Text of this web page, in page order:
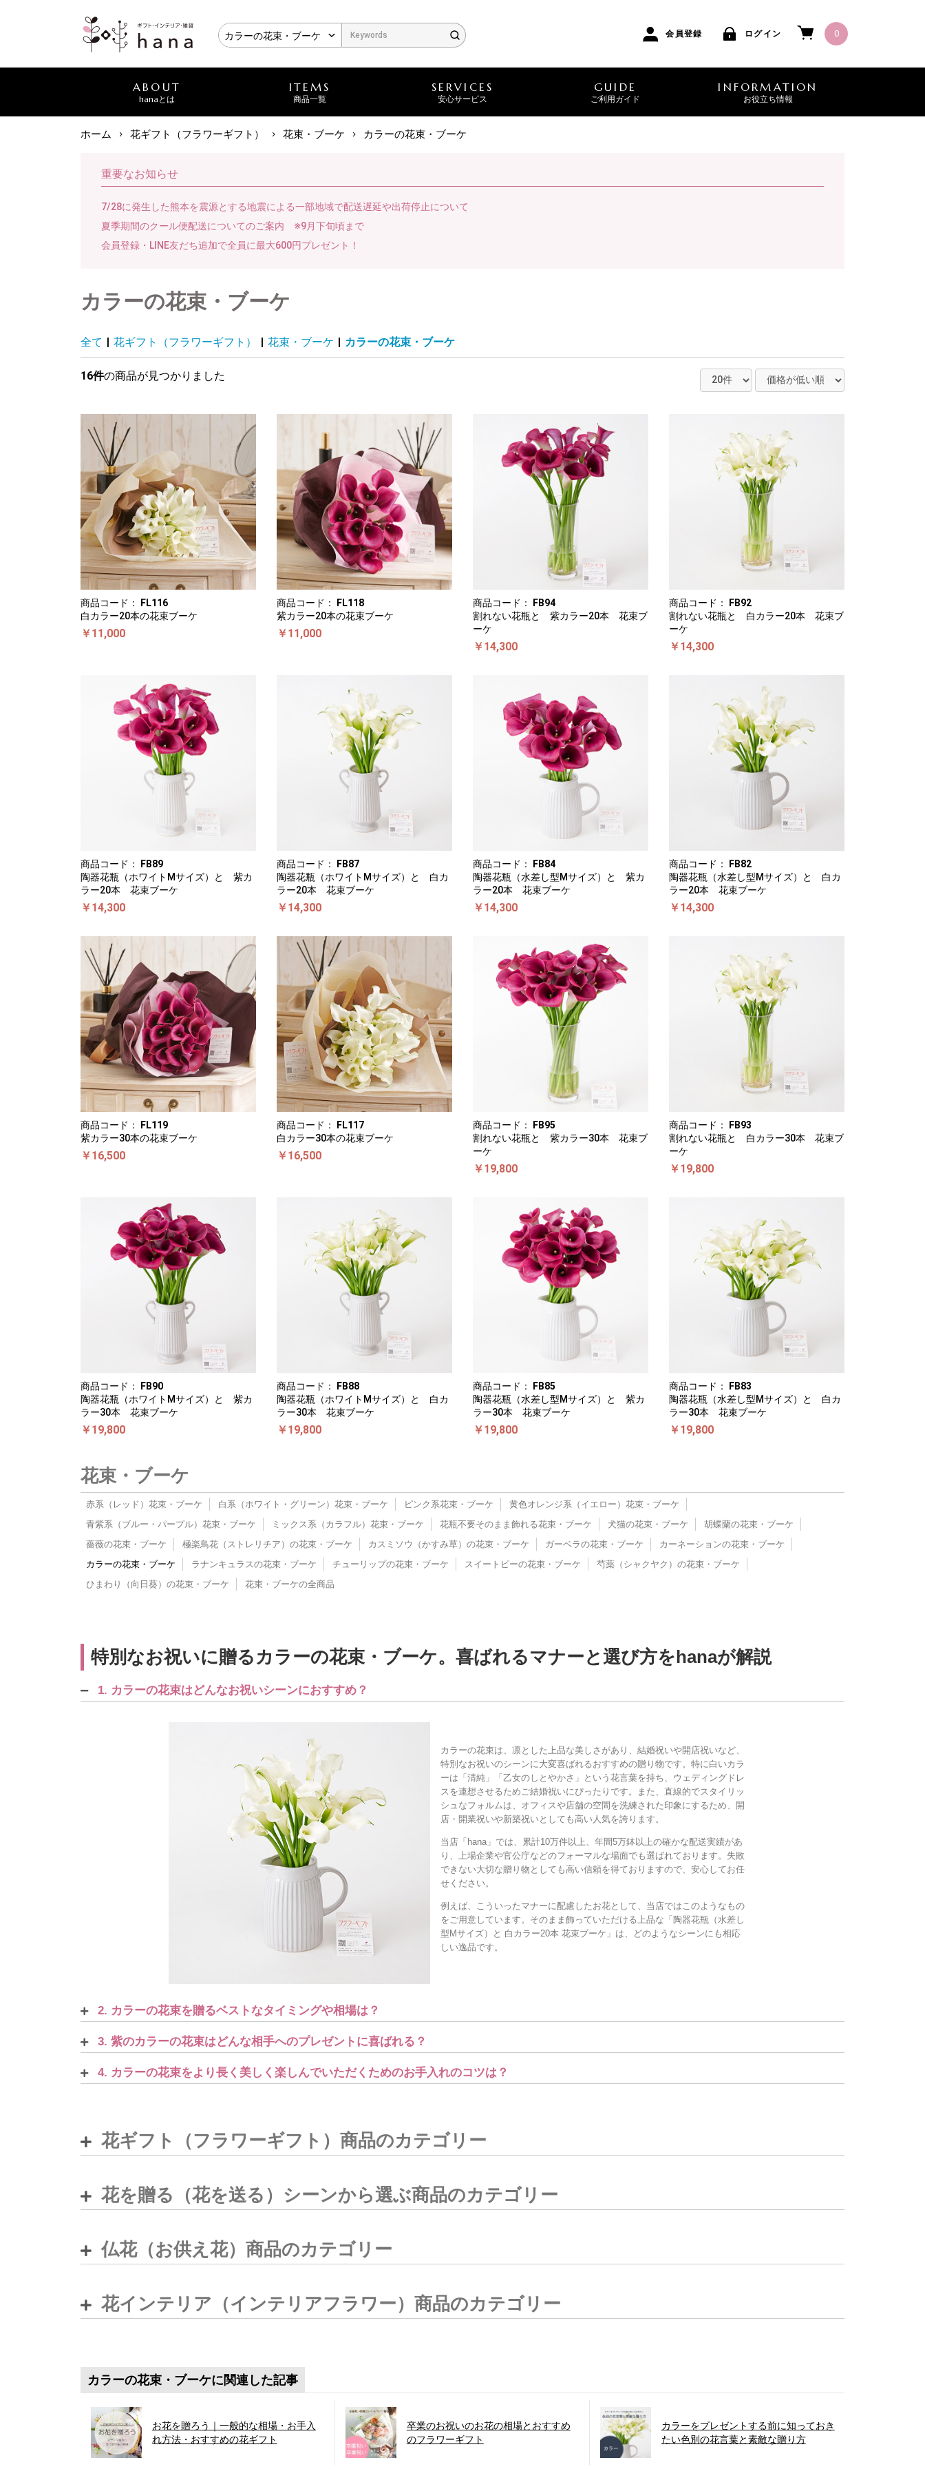
会員登録 ログイン 0
ABOUT
hanaとは
ITEMS
商品一覧
SERVICES
安心サービス
GUIDE
ご利用ガイド
INFORMATION
お役立ち情報
ホーム 花ギフト（フラワーギフト） 花束・ブーケ カラーの花束・ブーケ
重要なお知らせ
7/28に発生した熊本を震源とする地震による一部地域で配送遅延や出荷停止について
夏季期間のクール便配送についてのご案内 ※9月下旬頃まで
会員登録・LINE友だち追加で全員に最大600円プレゼント！
カラーの花束・ブーケ
全て | 花ギフト（フラワーギフト） | 花束・ブーケ | カラーの花束・ブーケ
16件の商品が見つかりました
商品コード：
FL116
白カラー20本の花束ブーケ
￥11,000
商品コード：
FL118
紫カラー20本の花束ブーケ
￥11,000
商品コード：
FB94
割れない花瓶と 紫カラー20本 花束ブ
ーケ
￥14,300
商品コード：
FB92
割れない花瓶と 白カラー20本 花束ブ
ーケ
￥14,300
商品コード：
FB89
陶器花瓶（ホワイトMサイズ）と 紫カ
ラー20本 花束ブーケ
￥14,300
商品コード：
FB87
陶器花瓶（ホワイトMサイズ）と 白カ
ラー20本 花束ブーケ
￥14,300
商品コード：
FB84
陶器花瓶（水差し型Mサイズ）と 紫カ
ラー20本 花束ブーケ
￥14,300
商品コード：
FB82
陶器花瓶（水差し型Mサイズ）と 白カ
ラー20本 花束ブーケ
￥14,300
商品コード：
FL119
紫カラー30本の花束ブーケ
￥16,500
商品コード：
FL117
白カラー30本の花束ブーケ
￥16,500
商品コード：
FB95
割れない花瓶と 紫カラー30本 花束ブ
ーケ
￥19,800
商品コード：
FB93
割れない花瓶と 白カラー30本 花束ブ
ーケ
￥19,800
商品コード：
FB90
陶器花瓶（ホワイトMサイズ）と 紫カ
ラー30本 花束ブーケ
￥19,800
商品コード：
FB88
陶器花瓶（ホワイトMサイズ）と 白カ
ラー30本 花束ブーケ
￥19,800
商品コード：
FB85
陶器花瓶（水差し型Mサイズ）と 紫カ
ラー30本 花束ブーケ
￥19,800
商品コード：
FB83
陶器花瓶（水差し型Mサイズ）と 白カ
ラー30本 花束ブーケ
￥19,800
花束・ブーケ
赤系（レッド）花束・ブーケ 白系（ホワイト・グリーン）花束・ブーケ ピンク系花束・ブーケ
黄色オレンジ系（イエロー）花束・ブーケ
青紫系（ブルー・パープル）花束・ブーケ
ミックス系（カラフル）花束・ブーケ 花瓶不要そのまま飾れる花束・ブーケ 犬猫の花束・ブーケ
胡蝶蘭の花束・ブーケ
薔薇の花束・ブーケ
極楽鳥花（ストレリチア）の花束・ブーケ カスミソウ（かすみ草）の花束・ブーケ ガーベラの花束・ブーケ
カーネーションの花束・ブーケ
カラーの花束・ブーケ
ラナンキュラスの花束・ブーケ チューリップの花束・ブーケ スイートピーの花束・ブーケ
芍薬（シャクヤク）の花束・ブーケ
ひまわり（向日葵）の花束・ブーケ
花束・ブーケの全商品
特別なお祝いに贈るカラーの花束・ブーケ。喜ばれるマナーと選び方をhanaが解説
1. カラーの花束はどんなお祝いシーンにおすすめ？
カラーの花束は、凛とした上品な美しさがあり、結婚祝いや開店祝いなど、
特別なお祝いのシーンに大変喜ばれるおすすめの贈り物です。特に白いカラ
ーは「清純」「乙女のしとやかさ」という花言葉を持ち、ウェディングドレ
スを連想させるためご結婚祝いにぴったりです。また、直線的でスタイリッ
シュなフォルムは、オフィスや店舗の空間を洗練された印象にするため、開
店・開業祝いや新築祝いとしても高い人気を誇ります。
当店「hana」では、累計10万件以上、年間5万鉢以上の確かな配送実績があ
り、上場企業や官公庁などのフォーマルな場面でも選ばれております。失敗
できない大切な贈り物としても高い信頼を得ておりますので、安心してお任
せください。
例えば、こういったマナーに配慮したお花として、当店ではこのようなもの
をご用意しています。そのまま飾っていただける上品な「陶器花瓶（水差し
型Mサイズ）と 白カラー20本 花束ブーケ」は、どのようなシーンにも相応
しい逸品です。
2. カラーの花束を贈るベストなタイミングや相場は？
3. 紫のカラーの花束はどんな相手へのプレゼントに喜ばれる？
4. カラーの花束をより長く美しく楽しんでいただくためのお手入れのコツは？
花ギフト（フラワーギフト）商品のカテゴリー
花を贈る（花を送る）シーンから選ぶ商品のカテゴリー
仏花（お供え花）商品のカテゴリー
花インテリア（インテリアフラワー）商品のカテゴリー
カラーの花束・ブーケに関連した記事
お花を贈ろう｜一般的な相場・お手入
れ方法・おすすめの花ギフト
卒業のお祝いのお花の相場とおすすめ
のフラワーギフト
カラーをプレゼントする前に知っておき
たい色別の花言葉と素敵な贈り方